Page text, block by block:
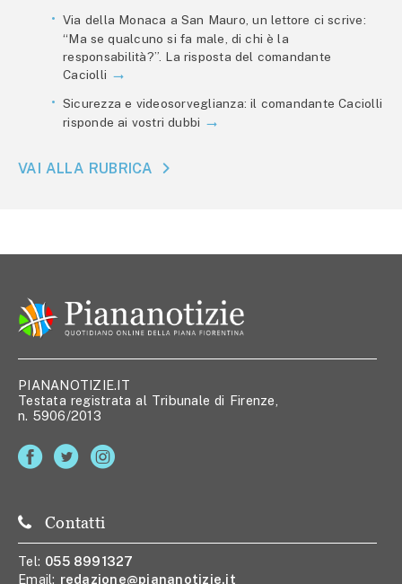
Via della Monaca a San Mauro, un lettore ci scrive:
“Ma se qualcuno si fa male, di chi è la
responsabilità?”. La risposta del comandante
Caciolli
Sicurezza e videosorveglianza: il comandante Caciolli
risponde ai vostri dubbi
VAI ALLA RUBRICA
PIANANOTIZIE.IT
Testata registrata al Tribunale di Firenze,
n. 5906/2013
Contatti
Tel: 055 8991327
Email: redazione@piananotizie.it